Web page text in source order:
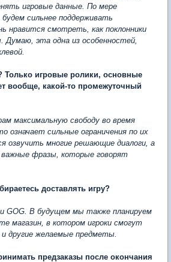
игровые данные. По мере
сильнее поддерживать
нравится смотреть, как поклонники
эта одна из особенностей,
Только игровые ролики, основные
вообще, какой-то промежуточный
максимальную свободу во время
означает сильные ограничения по их
озвучить многие решающие диалоги, а
фразы, которые говорят
доставлять игру?
GOG. В будущем мы также планируем
магазин, в котором игроки смогут
другие желаемые предметы.
предзаказы после окончания